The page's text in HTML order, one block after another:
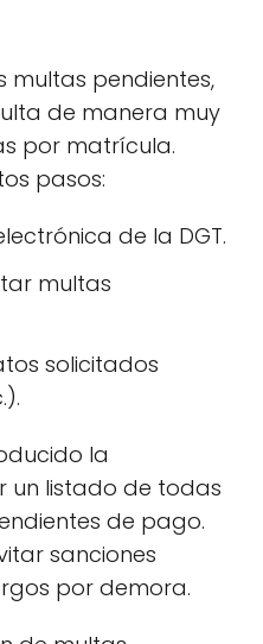
multas pendientes,
de manera muy
por matrícula.
pasos:
de la DGT.
multas
solicitados
la
un listado de todas
de pago.
sanciones
por demora.